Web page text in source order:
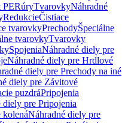
PERúryTvarovkyNáhradné
RedukcieČistiace
tvarovkyPrechodyŠpeciálne
tvarovkyTvarovky
SpojeniaNáhradné diely pre
Náhradné diely pre Hrdlové
diely pre Prechody na iné
diely pre Závitové
puzdráPripojenia
diely pre Pripojenia
kolenáNáhradné diely pre